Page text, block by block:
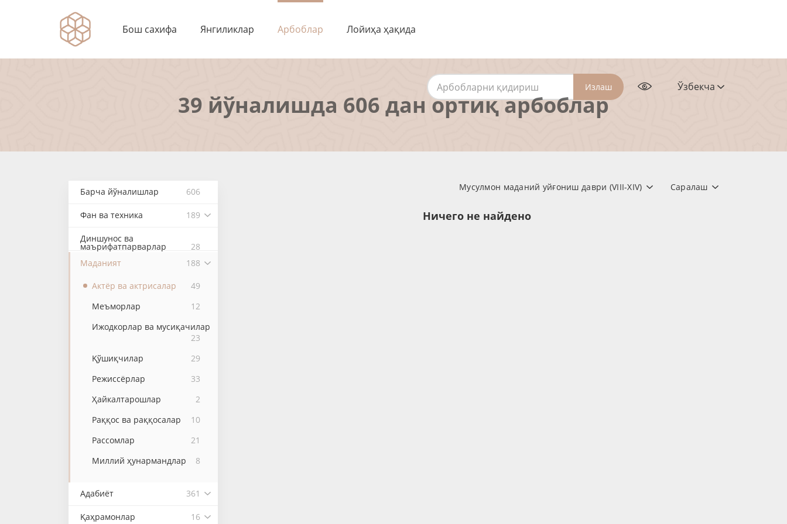
Бош сахифа Янгиликлар Арбоблар Лойиҳа ҳақида
Излаш Ўзбекча
39 йўналишда 606 дан ортиқ арбоблар
Барча йўналишлар 606
Фан ва техника 189
Диншунос ва
маърифатпарварлар
28
Маданият
188
Актёр ва актрисалар
49
Меъморлар
12
Ижодкорлар ва мусиқачилар
23
Қўшиқчилар
29
Режиссёрлар
33
Ҳайкалтарошлар
2
Раққос ва раққосалар
10
Рассомлар
21
Миллий ҳунармандлар
8
Адабиёт 361
Қаҳрамонлар 16
Саралаш
Мусулмон маданий уйғониш даври (VIII-XIV)
Ничего не найдено